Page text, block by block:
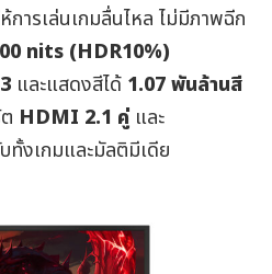
การเล่นเกมลื่นไหล ไม่มีภาพฉีก
nits (HDR10%)
และแสดงสีได้ 1.07 พันล้านสี
HDMI 2.1 คู่ และ
ทั้งเกมและมัลติมีเดีย